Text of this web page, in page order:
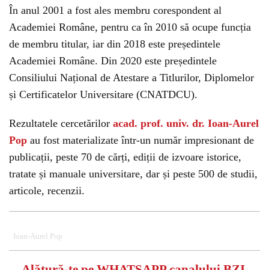
În anul 2001 a fost ales membru corespondent al
Academiei Române, pentru ca în 2010 să ocupe funcția
de membru titular, iar din 2018 este președintele
Academiei Române. Din 2020 este președintele
Consiliului Național de Atestare a Titlurilor, Diplomelor
și Certificatelor Universitare (CNATDCU).
Rezultatele cercetărilor acad. prof. univ. dr. Ioan-Aurel
Pop au fost materializate într-un număr impresionant de
publicații, peste 70 de cărți, ediții de izvoare istorice,
tratate și manuale universitare, dar și peste 500 de studii,
articole, recenzii.Could not play video.
Ioan-Aurel Pop